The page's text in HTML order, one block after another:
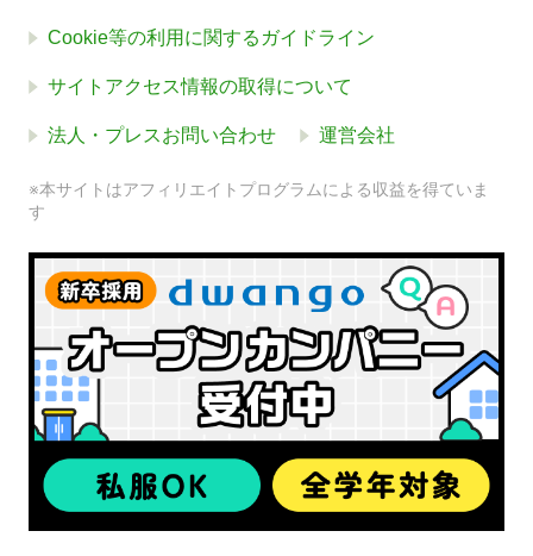
Cookie等の利用に関するガイドライン
サイトアクセス情報の取得について
法人・プレスお問い合わせ 運営会社
※本サイトはアフィリエイトプログラムによる収益を得ていま
す